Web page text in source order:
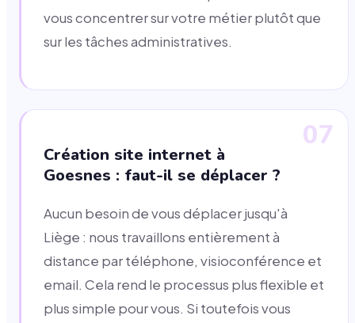
vous concentrer sur votre métier plutôt que
sur les tâches administratives.
07
Création site internet à
Goesnes : faut-il se déplacer ?
Aucun besoin de vous déplacer jusqu'à
Liège : nous travaillons entièrement à
distance par téléphone, visioconférence et
email. Cela rend le processus plus flexible et
plus simple pour vous. Si toutefois vous